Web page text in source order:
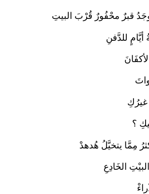
قبرٌ محْفُورٌ قُرْبَ البيتِ
للدَّفنِ
؟
مِمَّا يتخيَّلُ هُدهدْ
الخَادِعِ